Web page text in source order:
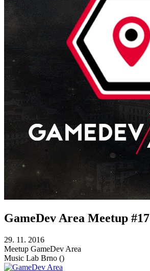
GameDev Area Meetup #17
29. 11. 2016
Meetup GameDev Area
Music Lab Brno ()